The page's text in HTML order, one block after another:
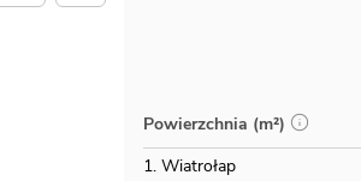
Powierzchnia (m²)
1. Wiatrołap